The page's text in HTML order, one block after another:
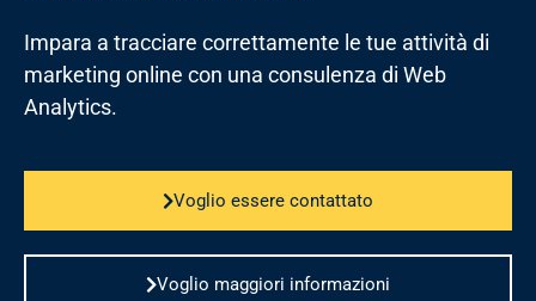
Impara a tracciare correttamente le tue attività di
marketing online con una consulenza di Web
Analytics.
Voglio essere contattato
Voglio maggiori informazioni